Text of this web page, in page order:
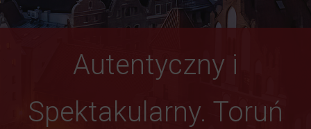
Autentyczny i
Spektakularny. Toruń
Weekendowe
Zwiedzanie Torunia